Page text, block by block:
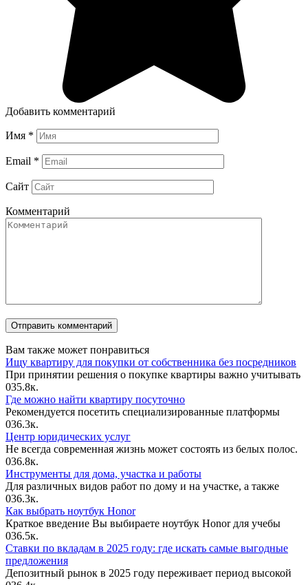
Добавить комментарий
Имя *
Email *
Сайт
Комментарий
Вам также может понравиться
Ищу квартиру для покупки от собственника без посредников
При принятии решения о покупке квартиры важно учитывать
035.8к.
Где можно найти квартиру посуточно
Рекомендуется посетить специализированные платформы
036.3к.
Центр юридических услуг
Не всегда современная жизнь может состоять из белых полос.
036.8к.
Инструменты для дома, участка и работы
Для различных видов работ по дому и на участке, а также
036.3к.
Как выбрать ноутбук Honor
Краткое введение Вы выбираете ноутбук Honor для учебы
036.5к.
Ставки по вкладам в 2025 году: где искать самые выгодные
предложения
Депозитный рынок в 2025 году переживает период высокой